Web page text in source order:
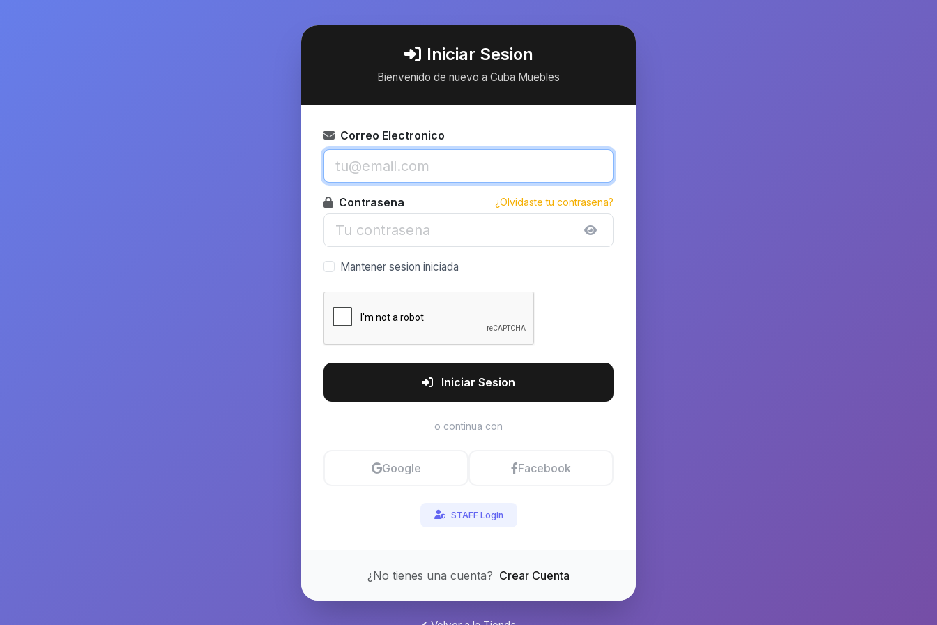
Iniciar Sesion
Bienvenido de nuevo a Cuba Muebles
Correo Electronico
Contrasena ¿Olvidaste tu contrasena?
Mantener sesion iniciada
Iniciar Sesion
o continua con
Google Facebook
STAFF Login
¿No tienes una cuenta? Crear Cuenta